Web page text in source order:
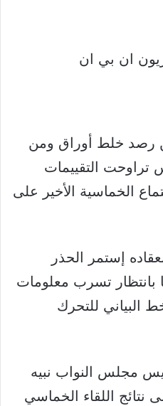
ان بي ان
رصد خلط أوراق ومن
تراوحت التقييمات
الخماسية الأخير على
إستمر الحذر
بانتظار تسرب معلومات
البياني للتحرك
مجلس النواب نبيه
نتائج اللقاء الخماسي